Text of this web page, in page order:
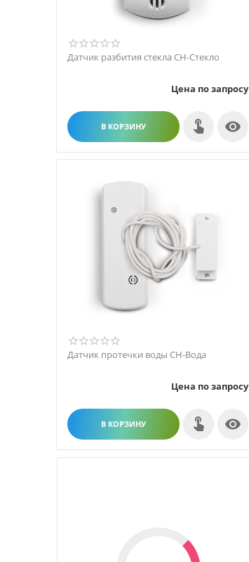
Датчик разбития стекла СН-Стекло
Цена по запросу
В КОРЗИНУ 
Датчик протечки воды СН-Вода
Цена по запросу
В КОРЗИНУ 